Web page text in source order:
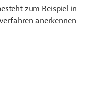
zum Beispiel in
anerkennen